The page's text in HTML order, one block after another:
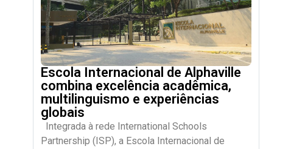
Escola Internacional de Alphaville
combina excelência acadêmica,
multilinguismo e experiências
globais
Integrada à rede International Schools
Partnership (ISP), a Escola Internacional de